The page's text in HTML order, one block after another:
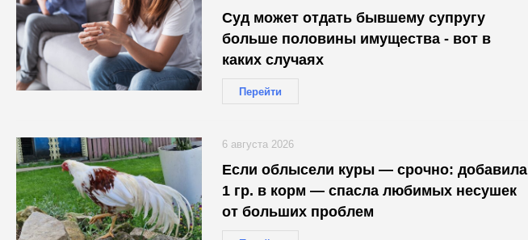
Суд может отдать бывшему супругу
больше половины имущества - вот в
каких случаях
Перейти
Если облысели куры — срочно: добавила
1 гр. в корм — спасла любимых несушек
от больших проблем
6 августа 2026